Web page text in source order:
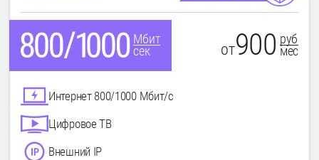
Мбит
сек
от900 руб
мес
Интернет 800/1000 Мбит/с
Цифровое ТВ
Внешний IP